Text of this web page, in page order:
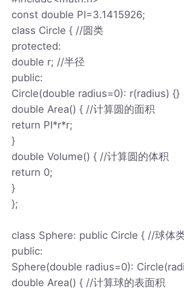
const double PI=3.1415926;
class Circle { //圆类
protected:
double r; //半径
public:
Circle(double radius=0): r(radius) {}
double Area() { //计算圆的面积
return PI*r*r;
}
double Volume() { //计算圆的体积
return 0;
}
};
class Sphere: public Circle { //球体
public:
Sphere(double radius=0):
double Area() { //计算球的表面积